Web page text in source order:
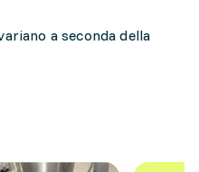
a seconda della